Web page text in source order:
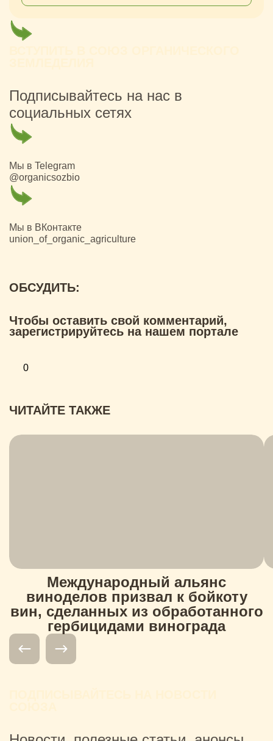
Подписывайтесь на нас в
социальных сетях
Мы в Telegram
@organicsozbio
Мы в ВКонтакте
union_of_organic_agriculture
ОБСУДИТЬ:
Чтобы оставить свой комментарий,
зарегистрируйтесь на нашем портале
0
ЧИТАЙТЕ ТАКЖЕ
Международный альянс
виноделов призвал к бойкоту
вин, сделанных из обработанного
гербицидами винограда